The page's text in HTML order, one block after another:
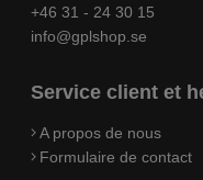
+46 31 - 24 30 15
info@gplshop.se
Service client et
A propos de nous
Formulaire de contact